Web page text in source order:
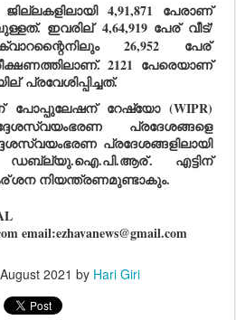
4,91,871 പേരാണ്
ഇവരില് 4,64,919 പേര് വീട്/
26,952 പേര്
2121 പേരെയാണ്
പ്രവേശിപ്പിച്ചത്.
പോപ്പുലേഷന് റേഷ്യോ (WIPR)
പ്രദേശങ്ങളെ
പ്രദേശങ്ങളിലായി
. എട്ടിന്
ശന നിയന്ത്രണമുണ്ടാകും.
email:ezhavanews@gmail.com
2021 by Hari Giri